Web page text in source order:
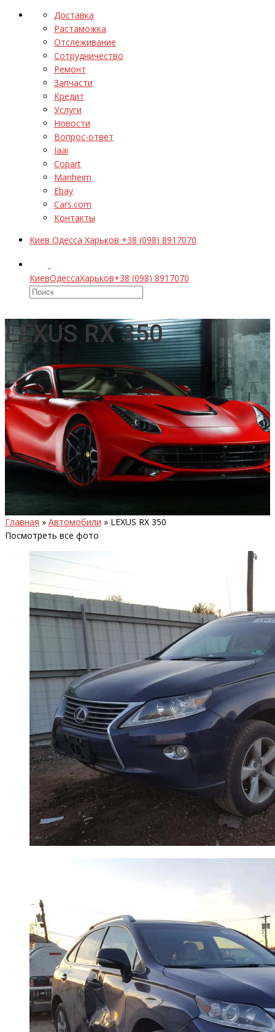
Доставка
Растаможка
Отслеживание
Сотрудничество
Ремонт
Запчасти
Кредит
Услуги
Новости
Вопрос-ответ
Iaai
Copart
Manheim
Ebay
Cars.com
Контакты
Киев Одесса Харьков +38 (098) 8917070
КиевОдессаХарьков+38 (098) 8917070
LEXUS RX 350
Главная » Автомобили » LEXUS RX 350
Посмотреть все фото